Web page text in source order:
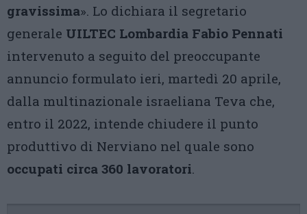
gravissima». Lo dichiara il segretario
generale UILTEC Lombardia Fabio Pennati
intervenuto a seguito del preoccupante
annuncio formulato ieri, martedì 20 aprile,
dalla multinazionale israeliana Teva che,
entro il 2022, intende chiudere il punto
produttivo di Nerviano nel quale sono
occupati circa 360 lavoratori.